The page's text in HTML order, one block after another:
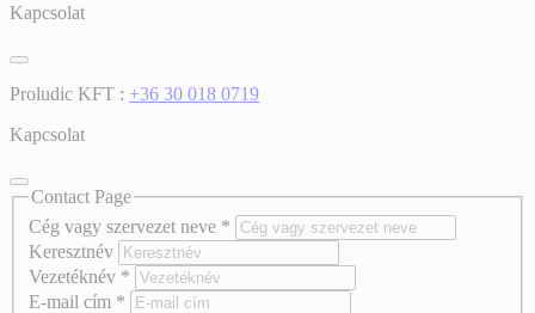
Kapcsolat
Proludic KFT : +36 30 018 0719
Kapcsolat
Contact Page
Cég vagy szervezet neve *
Keresztnév
Vezetéknév *
E-mail cím *